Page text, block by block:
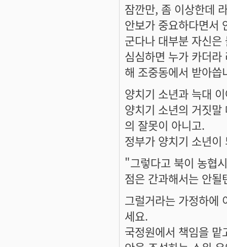
잠깐만, 좀 이상한데
안보가 중요하다면서
군다나 대부분 자신
심심하면 누가 카더
해 조중동에서 받아
양치기 소년과 늑대
양치기 소년의 거짓
의 잘못이 아니고.
정부가 양치기 소년
"그렇다고 북이 농협
점은 간과해서는 안
그럴거라는 가정하에
세요.
국정원에서 책임을